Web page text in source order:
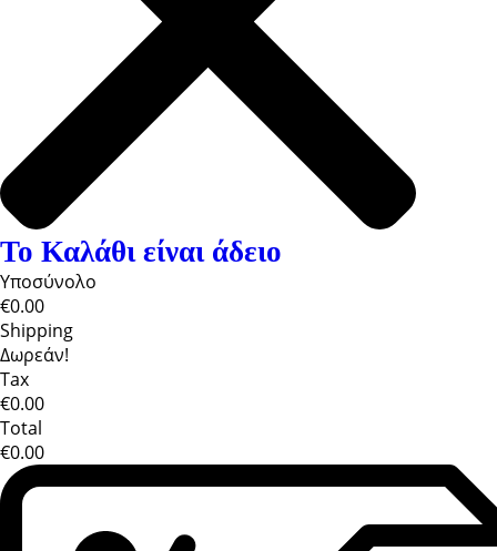
Το Καλάθι είναι άδειο
Υποσύνολο
€0.00
Shipping
Δωρεάν!
Tax
€0.00
Total
€0.00